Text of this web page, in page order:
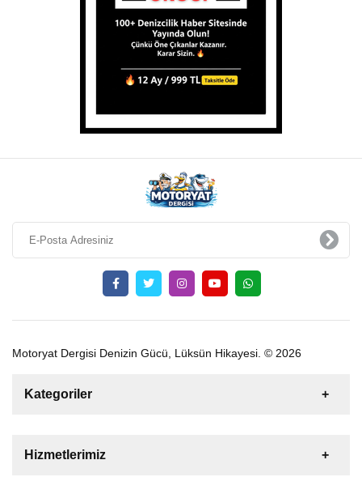
Motoryat Dergisi Denizin Gücü, Lüksün Hikayesi. © 2026
Kategoriler
Tekne
Hizmetlerimiz